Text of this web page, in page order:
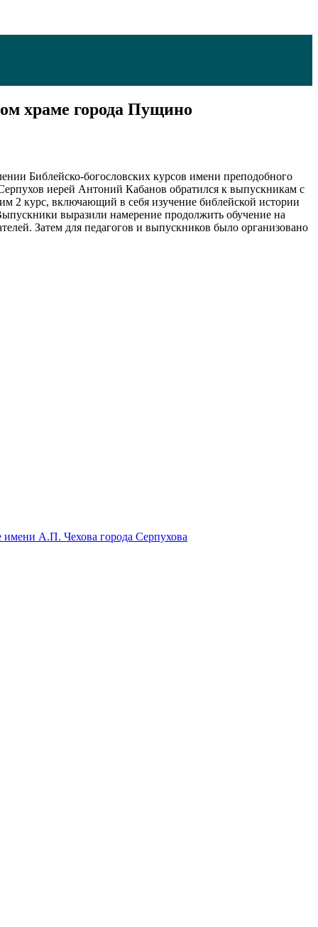
храме города Пущино
Библейско-богословских курсов имени преподобного
иерей Антоний Кабанов обратился к выпускникам с
2 курс, включающий в себя изучение библейской истории
выразили намерение продолжить обучение на
Затем для педагогов и выпускников было организовано
имени А.П. Чехова города Серпухова